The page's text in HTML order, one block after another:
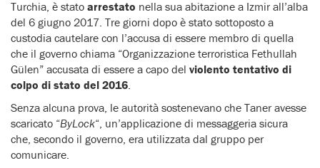
Turchia, è stato arrestato nella sua abitazione a Izmir all’alba
del 6 giugno 2017. Tre giorni dopo è stato sottoposto a
custodia cautelare con l’accusa di essere membro di quella
che il governo chiama “Organizzazione terroristica Fethullah
Gülen” accusata di essere a capo del violento tentativo di
colpo di stato del 2016.
Senza alcuna prova, le autorità sostenevano che Taner avesse
scaricato “ByLock“, un’applicazione di messaggeria sicura
che, secondo il governo, era utilizzata dal gruppo per
comunicare.